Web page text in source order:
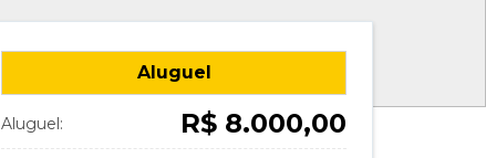
Aluguel
Aluguel: R$ 8.000,00